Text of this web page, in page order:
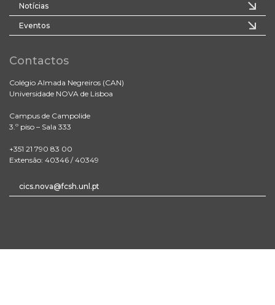
Notícias
Eventos
Contactos
Colégio Almada Negreiros (CAN)
Universidade NOVA de Lisboa
Campus de Campolide
3.º piso – Sala 333
+351 21 790 83 00
Extensão: 40346 / 40349
cics.nova@fcsh.unl.pt